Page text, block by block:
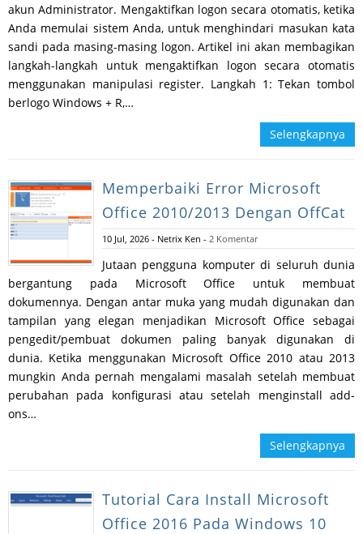
akun Administrator. Mengaktifkan logon secara otomatis, ketika
Anda memulai sistem Anda, untuk menghindari masukan kata
sandi pada masing-masing logon. Artikel ini akan membagikan
langkah-langkah untuk mengaktifkan logon secara otomatis
menggunakan manipulasi register. Langkah 1: Tekan tombol
berlogo Windows + R,…
Selengkapnya
Memperbaiki Error Microsoft
Office 2010/2013 Dengan OffCat
10 Jul, 2026 - Netrix Ken - 2 Komentar
Jutaan pengguna komputer di seluruh dunia
bergantung pada Microsoft Office untuk membuat
dokumennya. Dengan antar muka yang mudah digunakan dan
tampilan yang elegan menjadikan Microsoft Office sebagai
pengedit/pembuat dokumen paling banyak digunakan di
dunia. Ketika menggunakan Microsoft Office 2010 atau 2013
mungkin Anda pernah mengalami masalah setelah membuat
perubahan pada konfigurasi atau setelah menginstall add-
ons…
Selengkapnya
Tutorial Cara Install Microsoft
Office 2016 Pada Windows 10